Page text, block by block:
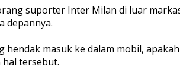
suporter Inter Milan di luar
depannya.
masuk ke dalam mobil,
hal tersebut.